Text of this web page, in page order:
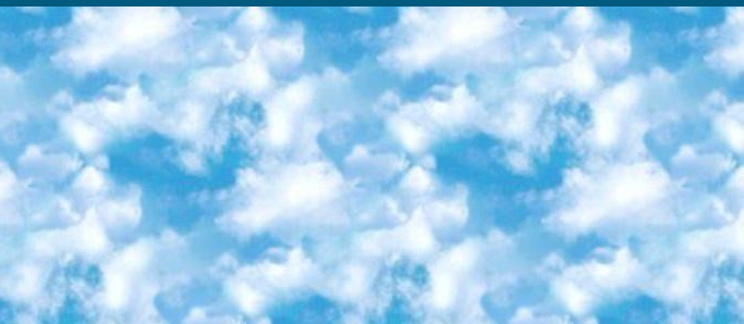
Физическое воспитание практично Итоговый контроль Для 11 класса Написание родного языка и литературы (эссе) Математическое письмо Узбекский язык (обучение на узбекском языке) не посещающее общее среднее образование для учреждений)/Образовательное учреждение выбор письменный и устный Иностранный язык письменный/устный Письменная/устная история Узбекистана *По выбору студента:  Химия  Физика  Основы государственного права  География 10 бесплатных образовательных ресурсов - Мы составили подборку онлайн-проектов с интерактивными упражнениями, видеолекциями и статьями. Они помогут вам обрести новые и освежить старые знания бесплатно. 1. «ИНТУИТ» Старейшая образовательная площадка Рунета. Здесь вы найдёте сотни текстовых и видеокурсов на десятки различных тем — от программирования до психологии. Многие курсы подготовлены российскими университетами и крупными международными компаниями вроде Intel и Microsoft. Самостоятельное обучение бесплатное, но желающие могут оплатить услуги персональных наставников. 2. «Смартия» знакомит с актуальными профессиями и подсказывает, как им обучаться. Выбрав заинтересовавшую вас специальность — SMM-специалист, фотограф, веб-дизайнер или другую, — увидите список необходимых для неё умений. Чтобы вы могли освоить их самостоятельно, для каждого умения площадка отображает подборку ссылок на учебные материалы. Хотя «Смартия» ориентируется на русскоязычную аудиторию, часть контента всё же доступна только на английском. 3. «Лекторий Физтеха» Проект Московского физико-технического института (Физтеха). С его помощью вы можете смотреть онлайн серии лекций, записанные на видео в этом вузе. В числе доступных предметов — физика, биология, химия, информационные технологии и другие. К некоторым лекциям администрация ресурса прилагает готовые конспекты, которые можно скачивать в PDF-формате. 4. ITMOcourses Онлайн-площадка Санкт-Петербургского национального исследовательского университета информационных технологий, механики и оптики (ИТМО). Ресурс предоставляет свободный доступ к курсам, разработанным в этом вузе. Каталог материалов разбит на четыре категории: «Оптические системы и технологии», «Приборостроение и робототехника», «Информационные технологии» и «Биотехнологии». Курсы состоят из видеолекций, интерактивных демонстраций и заданий. 5. «КиберЛенинка» Электронная научная библиотека открытого доступа. Каталог площадки регулярно обрастает текстами статей из различных научных изданий. Сгруппированные по журналам и рубрикам публикации можно читать онлайн или скачивать целиком в PDF-формате. Проект нацелен на популяризацию науки за счёт открытого доступа к качественной информации. 6. «ПостНаука» На этом ресурсе публикуют подборки видеолекций, составленные экспертами из разных отраслей и объединённые общими темами. Среди них, к примеру, есть серии «Биоинформатика и геномика», «Культура средневековой Скандинавии» и Cinema Studies о теории кино. Каждая подборка лекций — логически связанная история, рассказанная экспертом от первого лица. Кроме того, на сайте появляются научно-образовательные статьи и тесты на разные темы. 7. «Newочём» Команда проекта «Newочём» отбирает самые интересные тексты из англоязычных СМИ и переводит те из них, за которые голосуют участники сообщества «ВКонтакте». По большей части это научно-популярные статьи. Редакторы придумывают лишь заголовки, в остальном содержание переводов соответствует оригиналам. Полные тексты можно читать прямо в социальной сети. 8. InternetUrok Онлайн-база материалов по основным дисциплинам школьной программы. Информация на сайте структурирована по классам, предметам и темам (урокам). Каждый урок состоит из видеолекций и конспектов. Есть также интерактивные тренажёры и тесты для закрепления пройденного материала. Даже если вы давно окончили школу, возможность повторить программу старших классов всегда может пригодиться. 9. Edutainme Ещё один ресурс об образовании. В отличие от Newtonew, как мне кажется, Edutainme больше ориентируется на представителей индустрии: педагогов, предпринимателей, разработчиков образовательных проектов. Но и любой, кто просто стремится к саморазвитию, найдёт на сайте много полезного и интересного для себя. Например, информацию о новых курсах и образовательных сервисах. 10. Newtonew Онлайн-медиа об образовании и обучении в широком смысле. Авторы Newtonew пишут об инструментах, заведениях, тактиках и стратегиях, которые помогают учить других и получать новые знания самостоятельно. На этой площадке вы найдёте новости, обзоры, аналитические мат